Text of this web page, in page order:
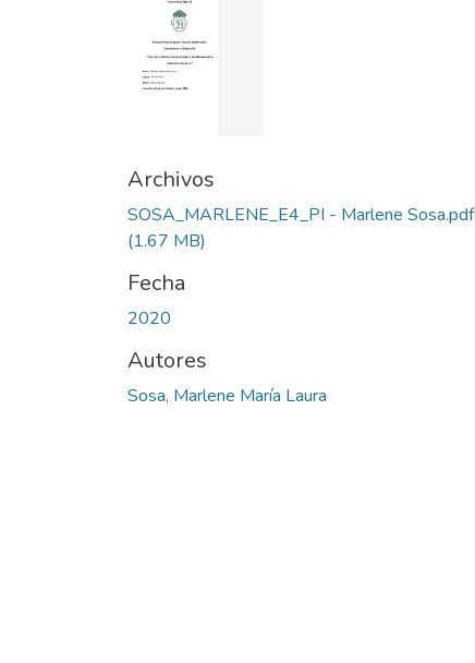
Archivos
SOSA_MARLENE_E4_PI - Marlene Sosa.pdf
(1.67 MB)
Fecha
2020
Autores
Sosa, Marlene María Laura